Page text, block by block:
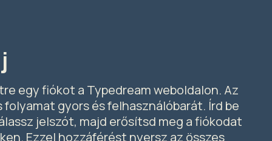
egy fiókot a Typedream weboldalon. Az
gyors és felhasználóbarát. Írd be
jelszót, majd erősítsd meg a fiókodat
Ezzel hozzáférést nyersz az összes